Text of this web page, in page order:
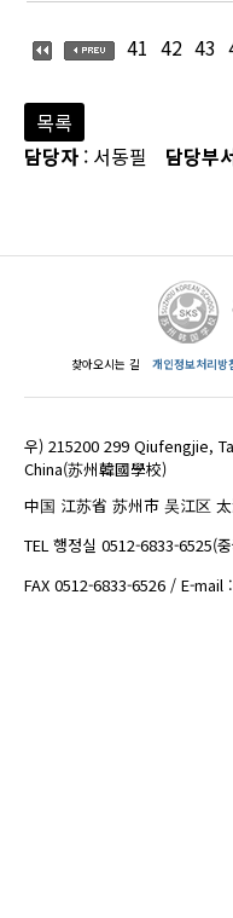
41 42 43
목록
담당자 : 서동필 담당부
찾아오시는 길 개인정보처리방
우) 215200 299 Qiufengjie,
China(苏州韓國學校)
中国 江苏省 苏州市 吴江区
TEL 행정실 0512-6833-6525(
FAX 0512-6833-6526 / E-